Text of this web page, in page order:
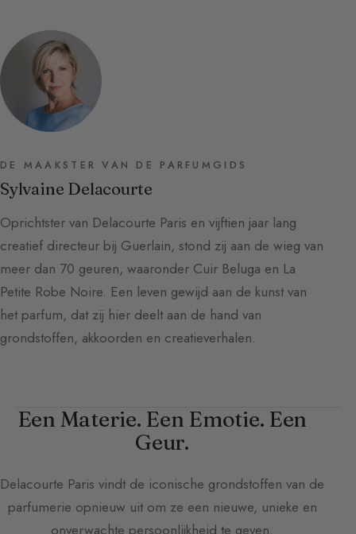
DE MAAKSTER VAN DE PARFUMGIDS
Sylvaine Delacourte
Oprichtster van Delacourte Paris en vijftien jaar lang
creatief directeur bij Guerlain, stond zij aan de wieg van
meer dan 70 geuren, waaronder Cuir Beluga en La
Petite Robe Noire. Een leven gewijd aan de kunst van
het parfum, dat zij hier deelt aan de hand van
grondstoffen, akkoorden en creatieverhalen.
Een Materie. Een Emotie. Een
Geur.
Delacourte Paris vindt de iconische grondstoffen van de
parfumerie opnieuw uit om ze een nieuwe, unieke en
onverwachte persoonlijkheid te geven.